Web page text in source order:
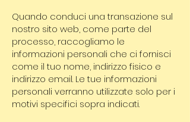
Quando conduci una transazione sul
nostro sito web, come parte del
processo, raccogliamo le
informazioni personali che ci fornisci
come il tuo nome, indirizzo fisico e
indirizzo email. Le tue informazioni
personali verranno utilizzate solo per i
motivi specifici sopra indicati.